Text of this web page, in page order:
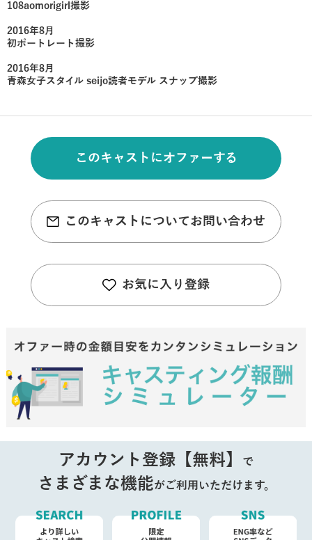
108aomorigirl撮影
2016年8月
初ポートレート撮影
2016年8月
青森女子スタイル seijo読者モデル スナップ撮影
このキャストにオファーする
このキャストについてお問い合わせ
お気に入り登録
アカウント登録【無料】 で
さまざまな機能がご利用いただけます。